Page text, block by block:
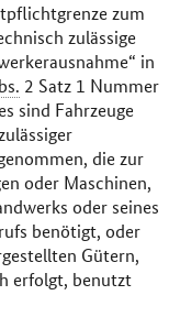
zum
zulässige
in
2 Satz 1 Nummer
sind Fahrzeuge
die zur
oder Maschinen,
oder seines
benötigt, oder
Gütern,
erfolgt, benutzt